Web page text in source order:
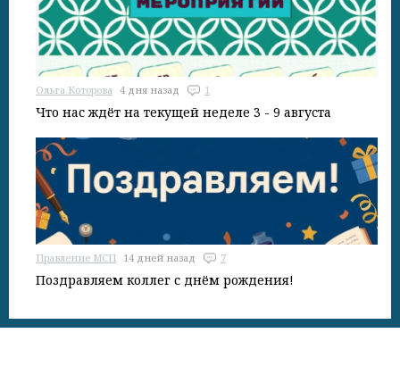
Ольга Которова 4 дня назад 1
Что нас ждёт на текущей неделе 3 - 9 августа
Правление МСП 14 дней назад 7
Поздравляем коллег с днём рождения!